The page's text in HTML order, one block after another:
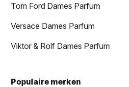
Tom Ford Dames Parfum
Versace Dames Parfum
Viktor & Rolf Dames Parfum
Populaire merken